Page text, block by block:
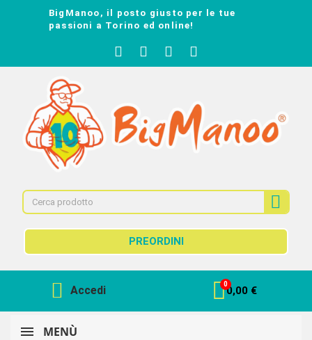
BigManoo, il posto giusto per le tue
passioni a Torino ed online!
PREORDINI
Accedi 0,00 €
MENÙ